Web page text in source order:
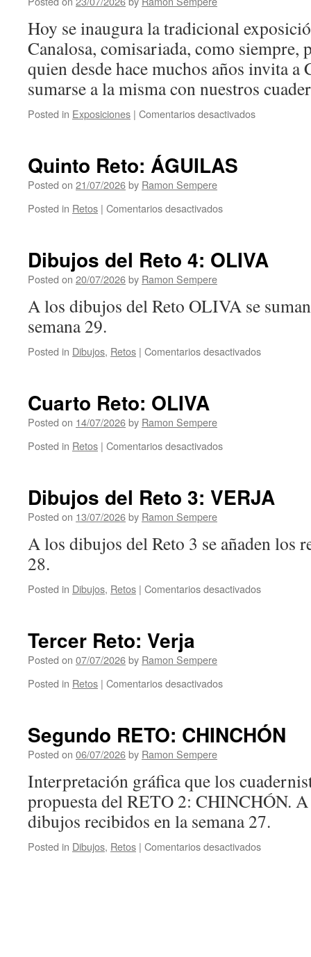
Hoy se inaugura la tradicional
Canalosa, comisariada, como siempre,
quien desde hace muchos años invita a
sumarse a la misma con nuestros
Posted in Exposiciones | Comentarios desactivados
Quinto Reto: ÁGUILAS
Posted on 21/07/2026by Ramon Sempere
Posted in Retos | Comentarios desactivados
ÁGUILAS
Dibujos del Reto 4: OLIVA
Posted on 20/07/2026by Ramon Sempere
A los dibujos del Reto OLIVA se
semana 29.
Posted in Dibujos, Retos | Comentarios desactivados
Cuarto Reto: OLIVA
Posted on 14/07/2026by Ramon Sempere
Posted in Retos | Comentarios desactivados
OLIVA
Dibujos del Reto 3: VERJA
Posted on 13/07/2026by Ramon Sempere
A los dibujos del Reto 3 se añaden los
28.
Posted in Dibujos, Retos | Comentarios desactivados
Tercer Reto: Verja
Posted on 07/07/2026by Ramon Sempere
Posted in Retos | Comentarios desactivados
Verja
Segundo RETO: CHINCHÓN
Posted on 06/07/2026by Ramon Sempere
Interpretación gráfica que los
propuesta del RETO 2: CHINCHÓN. A
dibujos recibidos en la semana 27.
Posted in Dibujos, Retos | Comentarios desactivados